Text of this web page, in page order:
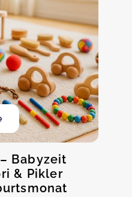
Babyzeit
& Pikler